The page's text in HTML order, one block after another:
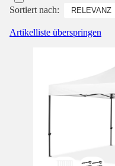
Sortiert nach:
Artikelliste überspringen